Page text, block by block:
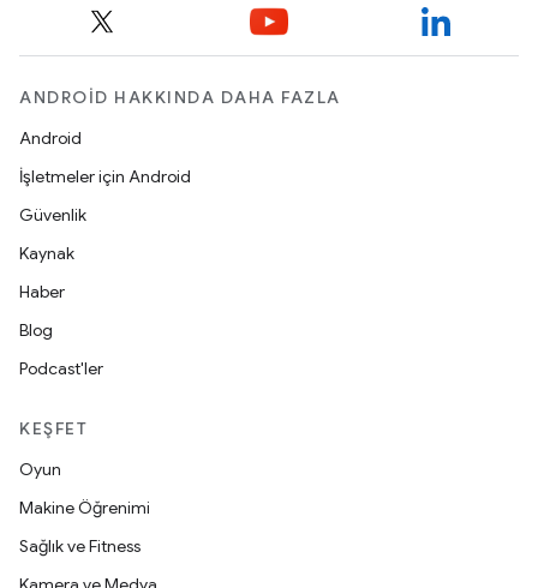
ANDROID HAKKINDA DAHA FAZLA
Android
İşletmeler için Android
Güvenlik
Kaynak
Haber
Blog
Podcast'ler
KEŞFET
Oyun
Makine Öğrenimi
Sağlık ve Fitness